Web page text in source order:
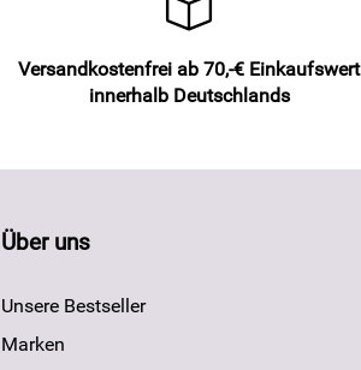
Versandkostenfrei ab 70,-€ Einkaufswert
innerhalb Deutschlands
Über uns
Unsere Bestseller
Marken